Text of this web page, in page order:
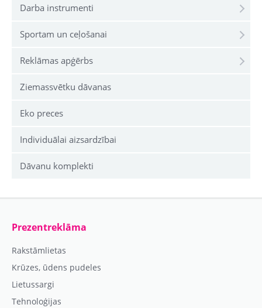
Darba instrumenti
Sportam un ceļošanai
Reklāmas apģērbs
Ziemassvētku dāvanas
Eko preces
Individuālai aizsardzībai
Dāvanu komplekti
Prezentreklāma
Rakstāmlietas
Krūzes, ūdens pudeles
Lietussargi
Tehnoloģijas